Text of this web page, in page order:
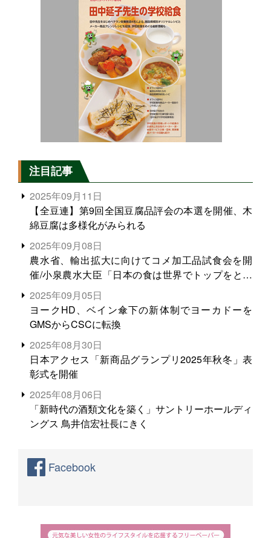
注目記事
2025年09月11日
【全豆連】第9回全国豆腐品評会の本選を開催、木
綿豆腐は多様化がみられる
2025年09月08日
農水省、輸出拡大に向けてコメ加工品試食会を開
催/小泉農水大臣「日本の食は世界でトップをとれ
る。米増産に向けて、米輸出需要の拡大を」
2025年09月05日
ヨークHD、ベイン傘下の新体制でヨーカドーを
GMSからCSCに転換
2025年08月30日
日本アクセス「新商品グランプリ2025年秋冬」表
彰式を開催
2025年08月06日
「新時代の酒類文化を築く」サントリーホールディ
ングス 鳥井信宏社長にきく
Facebook